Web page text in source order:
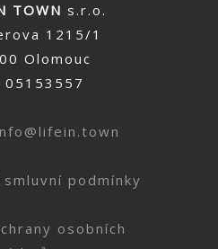
TOWN s.r.o.
1215/1
Olomouc
05153557
podmínky
osobních